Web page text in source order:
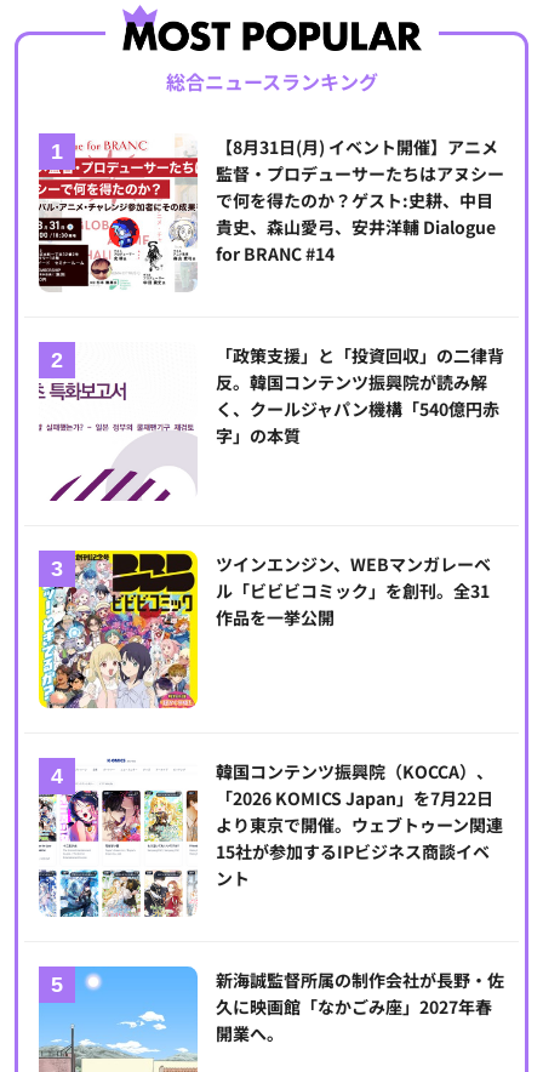
総合ニュースランキング
【8月31日(月) イベント開催】アニメ
監督・プロデューサーたちはアヌシー
で何を得たのか？ゲスト:史耕、中目
貴史、森山愛弓、安井洋輔 Dialogue
for BRANC #14
「政策支援」と「投資回収」の二律背
反。韓国コンテンツ振興院が読み解
く、クールジャパン機構「540億円赤
字」の本質
ツインエンジン、WEBマンガレーベ
ル「ビビビコミック」を創刊。全31
作品を一挙公開
韓国コンテンツ振興院（KOCCA）、
「2026 KOMICS Japan」を7月22日
より東京で開催。ウェブトゥーン関連
15社が参加するIPビジネス商談イベ
ント
新海誠監督所属の制作会社が長野・佐
久に映画館「なかごみ座」2027年春
開業へ。